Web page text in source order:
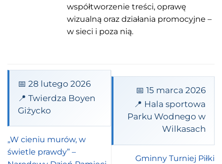
współtworzenie treści, oprawę
wizualną oraz działania promocyjne –
w sieci i poza nią.
📅 28 lutego 2026
📍 Twierdza Boyen
Giżycko
„W cieniu murów, w
świetle prawdy” –
📅 15 marca 2026
📍 Hala sportowa
Parku Wodnego w
Wilkasach
Gminny Turniej Piłki